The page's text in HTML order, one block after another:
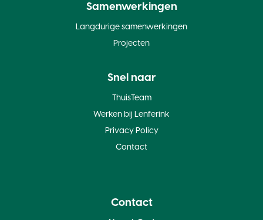
Samenwerkingen
Langdurige samenwerkingen
Projecten
Snel naar
ThuisTeam
Werken bij Lenferink
Privacy Policy
Contact
Contact